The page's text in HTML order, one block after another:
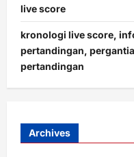
live score
kronologi live score,
pertandingan,
pertandingan
Archives